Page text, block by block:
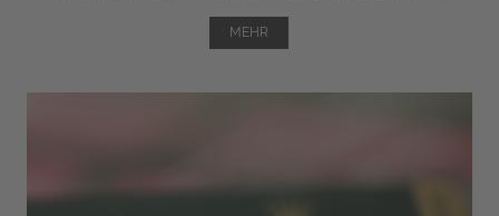
MEHR